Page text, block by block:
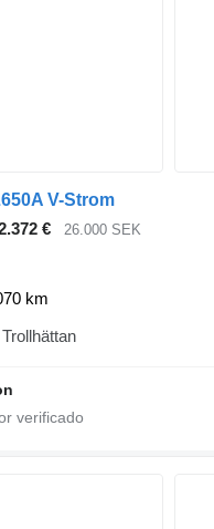
V-Strom
€
26.000 SEK
km